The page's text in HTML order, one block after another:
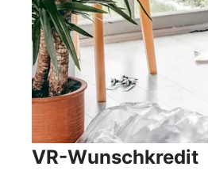
VR-Wunschkredit